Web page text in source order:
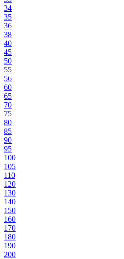
34
35
36
38
40
45
50
55
56
60
65
70
75
80
85
90
95
100
105
110
120
130
140
150
160
170
180
190
200